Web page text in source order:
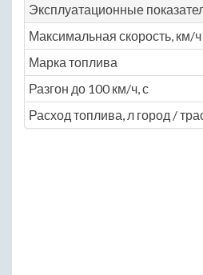
Эксплуатационные
Максимальная скорость, км/ч
Марка топлива
Разгон до 100 км/ч, с
Расход топлива, л город /